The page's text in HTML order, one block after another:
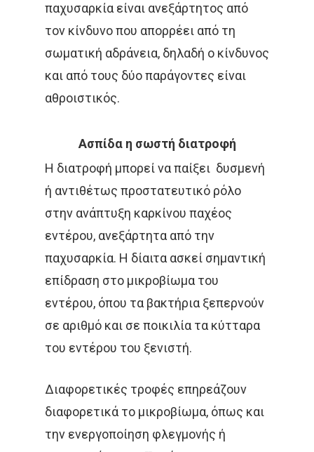
παχυσαρκία είναι ανεξάρτητος από
τον κίνδυνο που απορρέει από τη
σωματική αδράνεια, δηλαδή ο κίνδυνος
και από τους δύο παράγοντες είναι
αθροιστικός.
Ασπίδα η σωστή διατροφή
Η διατροφή μπορεί να παίξει δυσμενή
ή αντιθέτως προστατευτικό ρόλο
στην ανάπτυξη καρκίνου παχέος
εντέρου, ανεξάρτητα από την
παχυσαρκία. Η δίαιτα ασκεί σημαντική
επίδραση στο μικροβίωμα του
εντέρου, όπου τα βακτήρια ξεπερνούν
σε αριθμό και σε ποικιλία τα κύτταρα
του εντέρου του ξενιστή.
Διαφορετικές τροφές επηρεάζουν
διαφορετικά το μικροβίωμα, όπως και
την ενεργοποίηση φλεγμονής ή
Συνεργασίες Μέλη
Ομάδα Των
Καλοήθη Νοσήματα
Κακοήθη Νοσήματα
Καρκίνος Του
Καρκίνος Μαστού
Καρκίνος Εντέρου
Και Πρωκτού
Καρκίνος Στομάχου
Καρκίνος
& Ενδομητρίου
Καρκίνος Του
Μεταστατική Νόσος
Παρενέργειες
Θεραπεία Πόνου
Τεχνικές
Εξωτερική
Στερεοταξία
Επικαιρότητα
Νέα
Συνεντεύξεις
Εφημερίδες &
Επιστημονικές
Έρευνα
Επικοινωνία
Ελληνικα
Αναζήτηση
Άκος | Δείτε Τα Βίντεο